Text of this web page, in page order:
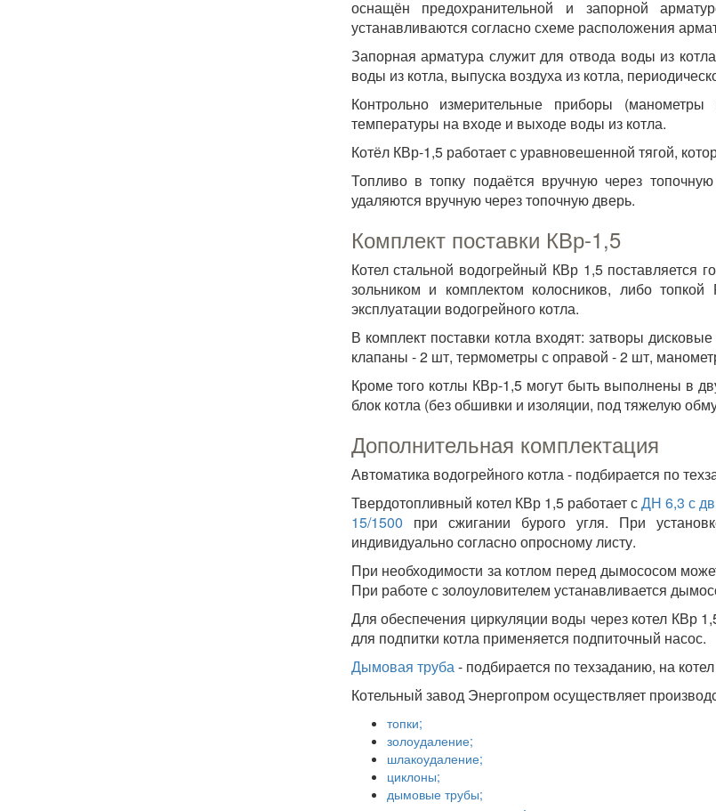
оснащён предохранительной и запорной
устанавливаются согласно схеме расположения
Запорная арматура служит для отвода воды из
воды из котла, выпуска воздуха из котла,
Контрольно измерительные приборы
температуры на входе и выходе воды из котла.
Котёл КВр-1,5 работает с уравновешенной тягой,
Топливо в топку подаётся вручную через
удаляются вручную через топочную дверь.
Комплект поставки КВр-1,5
Котел стальной водогрейный КВр 1,5 поставляется
зольником и комплектом колосников, либо
эксплуатации водогрейного котла.
В комплект поставки котла входят: затворы
клапаны - 2 шт, термометры с оправой - 2 шт,
Кроме того котлы КВр-1,5 могут быть выполнены в
блок котла (без обшивки и изоляции, под тяжелую
Дополнительная комплектация
Автоматика водогрейного котла - подбирается по
Твердотопливный котел КВр 1,5 работает сДН 6,3 с
15/1500 при сжигании бурого угля. При
индивидуально согласно опросному листу.
При необходимости за котлом перед дымососом
При работе с золоуловителем устанавливается
Для обеспечения циркуляции воды через котел КВр
для подпитки котла применяется подпиточный насос.
Дымовая труба- подбирается по техзаданию, на
Котельный завод Энергопром осуществляет
топки;
золоудаление;
шлакоудаление;
циклоны;
дымовые трубы;